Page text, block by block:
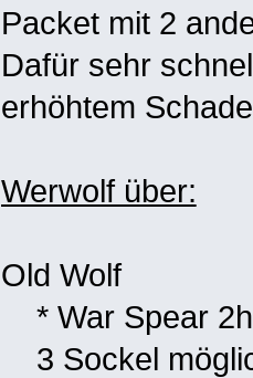
Packet mit 2
Dafür sehr
erhöhtem
Werwolf über:
Old Wolf
* War Spear 2h
3 Sockel